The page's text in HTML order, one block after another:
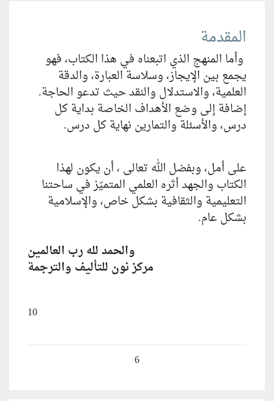
المقدمة
وأما المنهج الذي اتبعناه في هذا الكتاب، فهو
يجمع بين الإيجاز، وسلاسة العبارة، والدقة
العلمية، والاستدلال والنقد حيث تدعو الحاجة.
إضافة إلى وضع الأهداف الخاصة بداية كل
درس، والأسئلة والتمارين نهاية كل درس.
على أمل، وبفضل الله تعالى ، أن يكون لهذا
الكتاب والجهد أثره العلمي المتميّز في ساحتنا
التعليمية والثقافية بشكل خاص، والإسلامية
بشكل عام.
والحمد لله رب العالمين
مركز نون للتأليف والترجمة
10
6